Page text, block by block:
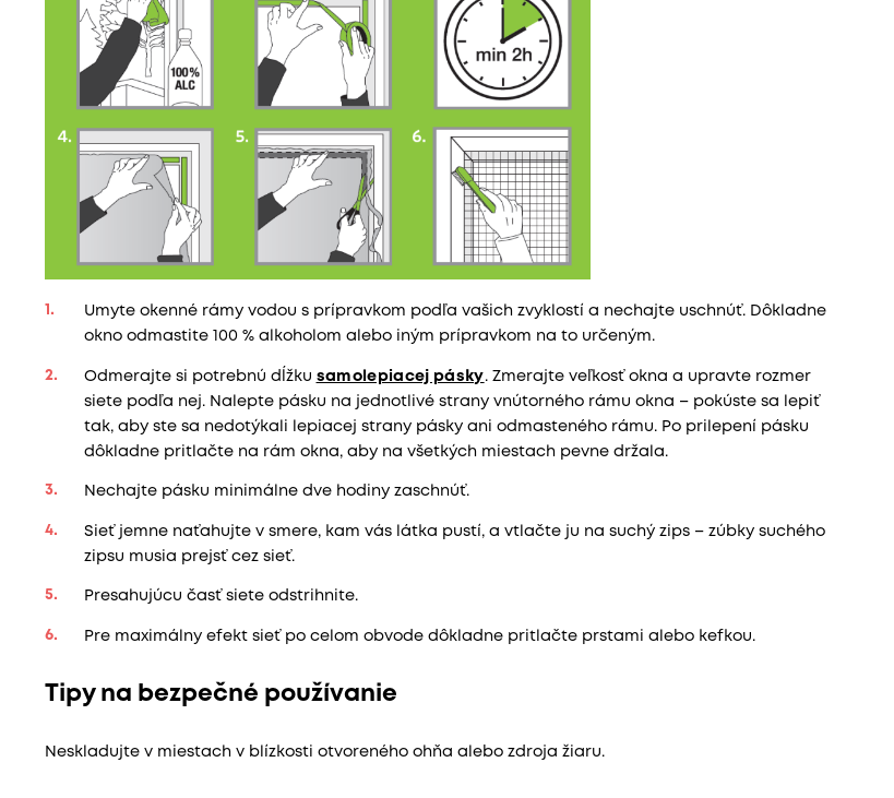
Umyte okenné rámy vodou s prípravkom podľa vašich zvyklostí a nechajte uschnúť. Dôkladne
okno odmastite 100 % alkoholom alebo iným prípravkom na to určeným.
Odmerajte si potrebnú dĺžku samolepiacej pásky. Zmerajte veľkosť okna a upravte rozmer
siete podľa nej. Nalepte pásku na jednotlivé strany vnútorného rámu okna – pokúste sa lepiť
tak, aby ste sa nedotýkali lepiacej strany pásky ani odmasteného rámu. Po prilepení pásku
dôkladne pritlačte na rám okna, aby na všetkých miestach pevne držala.
Nechajte pásku minimálne dve hodiny zaschnúť.
Sieť jemne naťahujte v smere, kam vás látka pustí, a vtlačte ju na suchý zips – zúbky suchého
zipsu musia prejsť cez sieť.
Presahujúcu časť siete odstrihnite.
Pre maximálny efekt sieť po celom obvode dôkladne pritlačte prstami alebo kefkou.
Tipy na bezpečné používanie
Neskladujte v miestach v blízkosti otvoreného ohňa alebo zdroja žiaru.